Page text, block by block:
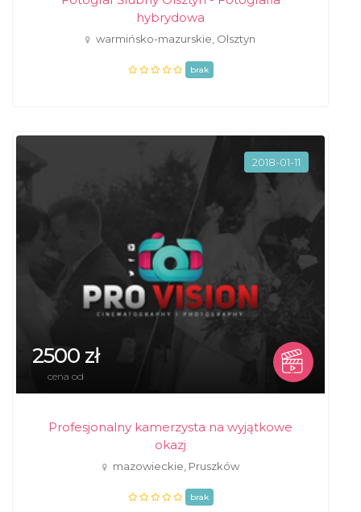
hybrydowa
warmińsko-mazurskie, Olsztyn
brak
2018-01-11
2500 zł
cena od
Profesjonalny kamerzysta na wyjątkowe
okazj
mazowieckie, Pruszków
brak